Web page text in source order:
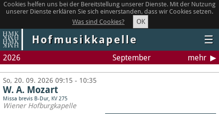
Cookies helfen uns bei der Bereitstellung unserer Dienste. Mit der Nutzung
unserer Dienste erklären Sie sich einverstanden, dass wir Cookies setzen.
Was sind Cookies?
OK
Hofmusikkapelle ☰
2026 September mehr
So, 20. 09. 2026 09:15 - 10:35
W. A. Mozart
Missa brevis B-Dur, KV 275
Wiener Hofburgkapelle